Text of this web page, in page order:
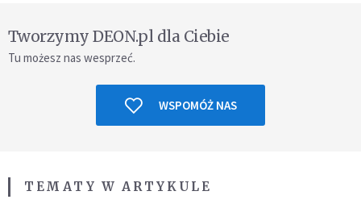
Tworzymy DEON.pl dla Ciebie
Tu możesz nas wesprzeć.
WSPOMÓŻ NAS
TEMATY W ARTYKULE